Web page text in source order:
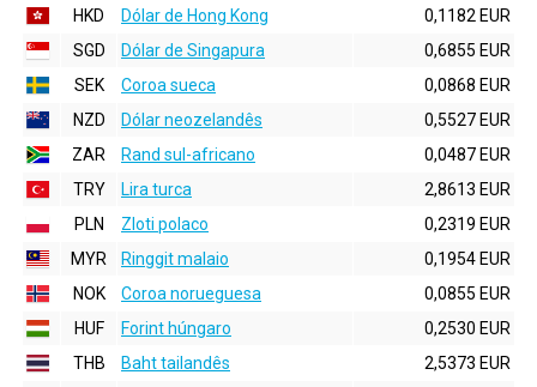
HKD
Dólar de Hong Kong
0,1182 EUR
SGD
Dólar de Singapura
0,6855 EUR
SEK
Coroa sueca
0,0868 EUR
NZD
Dólar neozelandês
0,5527 EUR
ZAR
Rand sul-africano
0,0487 EUR
TRY
Lira turca
2,8613 EUR
PLN
Zloti polaco
0,2319 EUR
MYR
Ringgit malaio
0,1954 EUR
NOK
Coroa norueguesa
0,0855 EUR
HUF
Forint húngaro
0,2530 EUR
THB
Baht tailandês
2,5373 EUR